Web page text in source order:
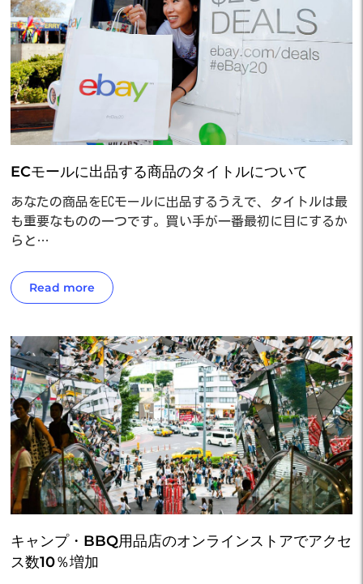
ECモールに出品する商品のタイトルについて
あなたの商品をECモールに出品するうえで、タイトルは最
も重要なものの一つです。買い手が一番最初に目にするか
らと…
Read more
キャンプ・BBQ用品店のオンラインストアでアクセ
ス数10％増加